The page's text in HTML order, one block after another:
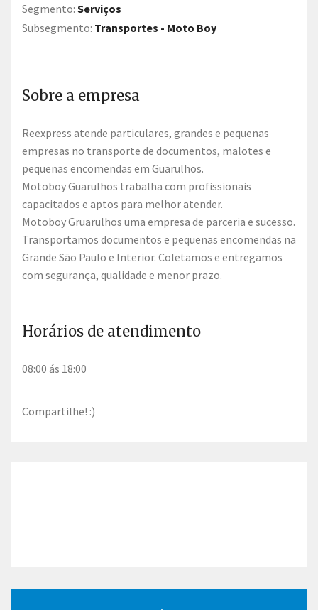
Segmento: Serviços
Subsegmento: Transportes - Moto Boy
Sobre a empresa
Reexpress atende particulares, grandes e pequenas
empresas no transporte de documentos, malotes e
pequenas encomendas em Guarulhos.
Motoboy Guarulhos trabalha com profissionais
capacitados e aptos para melhor atender.
Motoboy Gruarulhos uma empresa de parceria e sucesso.
Transportamos documentos e pequenas encomendas na
Grande São Paulo e Interior. Coletamos e entregamos
com segurança, qualidade e menor prazo.
Horários de atendimento
08:00 ás 18:00
Compartilhe! :)